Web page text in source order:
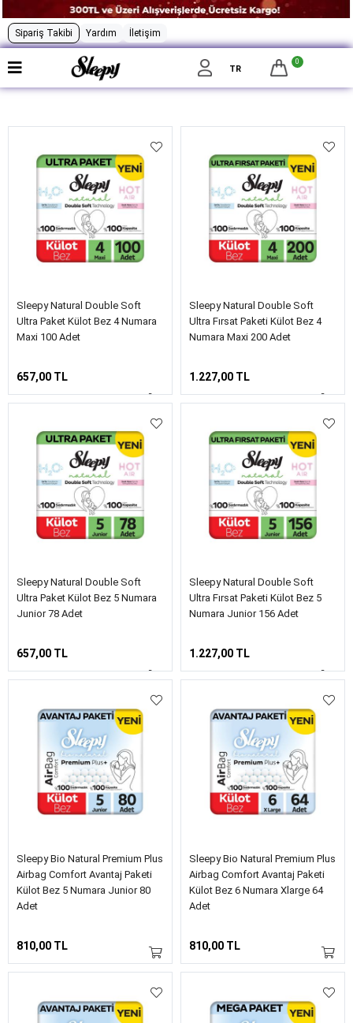
Sipariş Takibi Yardım İletişim
TR
0
Filtrele
Sleepy Natural Double Soft
Ultra Paket Külot Bez 4 Numara
Maxi 100 Adet
657,00 TL
Sleepy Natural Double Soft
Ultra Fırsat Paketi Külot Bez 4
Numara Maxi 200 Adet
1.227,00 TL
Sleepy Natural Double Soft
Ultra Paket Külot Bez 5 Numara
Junior 78 Adet
657,00 TL
Sleepy Natural Double Soft
Ultra Fırsat Paketi Külot Bez 5
Numara Junior 156 Adet
1.227,00 TL
Sleepy Bio Natural Premium Plus
Airbag Comfort Avantaj Paketi
Külot Bez 5 Numara Junior 80
Adet
810,00 TL
Sleepy Bio Natural Premium Plus
Airbag Comfort Avantaj Paketi
Külot Bez 6 Numara Xlarge 64
Adet
810,00 TL